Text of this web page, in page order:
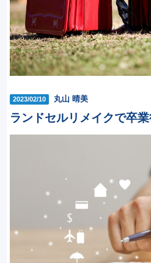
2023/02/10 丸山 晴美
ランドセルリメイクで卒